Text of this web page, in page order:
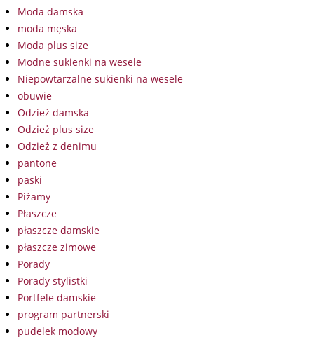
Moda damska
moda męska
Moda plus size
Modne sukienki na wesele
Niepowtarzalne sukienki na wesele
obuwie
Odzież damska
Odzież plus size
Odzież z denimu
pantone
paski
Piżamy
Płaszcze
płaszcze damskie
płaszcze zimowe
Porady
Porady stylistki
Portfele damskie
program partnerski
pudelek modowy